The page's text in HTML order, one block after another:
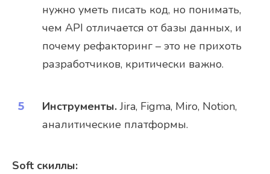
нужно уметь писать код, но понимать,
чем API отличается от базы данных, и
почему рефакторинг – это не прихоть
разработчиков, критически важно.
Инструменты.Jira, Figma, Miro, Notion,
аналитические платформы.
Soft скиллы: